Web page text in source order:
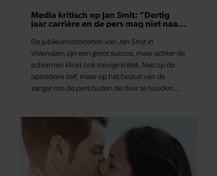
Media kritisch op Jan Smit: “Dertig
jaar carrière en de pers mag niet naar
De jubileumconcerten van Jan Smit in
Volendam zijn een groot succes, maar achter de
schermen klinkt ook stevige kritiek. Niet op de
optredens zelf, maar op het besluit van de
zanger om de pers buiten de deur te houden.
teleurstelling. Volgens hen is Jan Smit de
afgelopen jaren steeds moeilijker bereikbaar
geworden en gunt hij de media nauwelijks nog